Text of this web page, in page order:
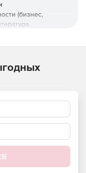
(бизнес,